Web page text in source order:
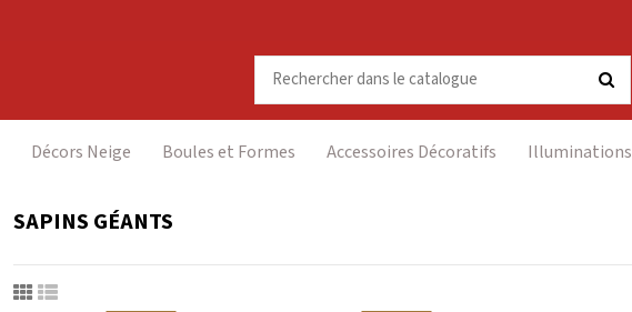
Décors Neige Boules et Formes Accessoires Décoratifs Illuminations
SAPINS GÉANTS